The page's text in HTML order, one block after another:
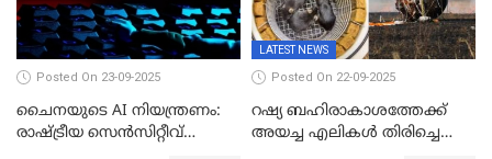
Posted On 23-09-2025
ചൈനയുടെ AI നിയന്ത്രണം:
രാഷ്ട്രീയ സെൻസിറ്റീവ്
LATEST NEWS
Posted On 22-09-2025
റഷ്യ ബഹിരാകാശത്തേക്ക്‌
അയച്ച എലികൾ തിരിച്ചെത്തി;